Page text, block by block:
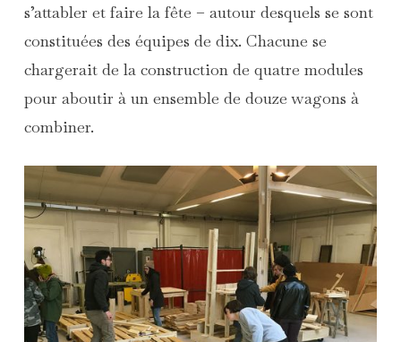
s’attabler et faire la fête – autour desquels se sont
constituées des équipes de dix. Chacune se
chargerait de la construction de quatre modules
pour aboutir à un ensemble de douze wagons à
combiner.